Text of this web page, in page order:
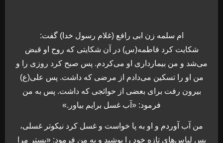
ام سلمه زن ابی رافع (غلام رسول خدا) گفت:
شکایت کرد فاطمه(س) در آن شکایتی که روح او قبض
می‌شد و من بیمارداری او می‌کردم. پس صبح کرد روزی را و
من او را تسکین می‌دادم از مرضی که داشت. پس علی(ع)
بیرون رفت برای بعضی از حوائجی که داشت. پس به من
فرمود: «آب غسل برایم بیاور.»
من آب آوردم و او به پا خواست و غسل کرد نیکوتر غسلی،
پس لباس‌های تازه خود را پوشید و به من فرمود: «بستر مرا